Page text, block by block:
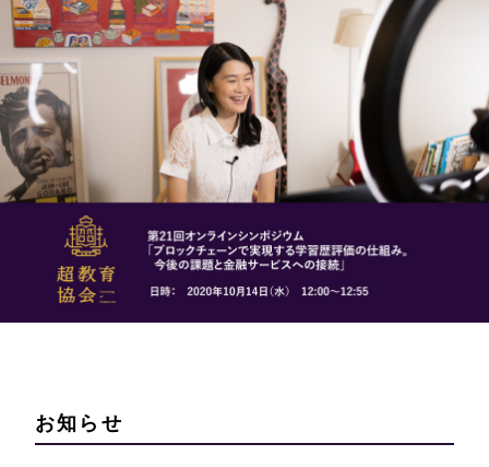
お知らせ